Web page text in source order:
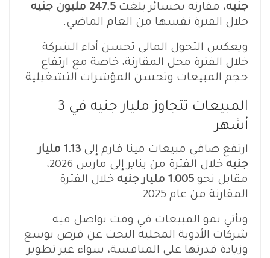
جنيه، مقارنة بخسائر بلغت 247.5 مليون جنيه
خلال الفترة نفسها من العام الماضي.
ويعكس التحول المالي تحسن أداء الشركة
خلال الفترة محل المقارنة، خاصة مع ارتفاع
حجم المبيعات وتحسن المؤشرات التشغيلية.
المبيعات تتجاوز مليار جنيه في 3
أشهر
ارتفع صافي مبيعات مينا فارم إلى
1.13 مليار
جنيه
خلال الفترة من يناير إلى مارس 2026،
مقابل نحو 1.005 مليار جنيه
خلال الفترة
المقارنة من عام 2025.
ويأتي نمو المبيعات في وقت تواصل فيه
شركات الأدوية المحلية البحث عن فرص توسع
وزيادة قدرتها على المنافسة، سواء عبر تطوير